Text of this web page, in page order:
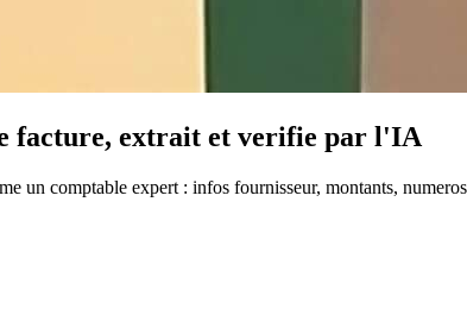
facture, extrait et verifie par l'IA
un comptable expert : infos fournisseur, montants,